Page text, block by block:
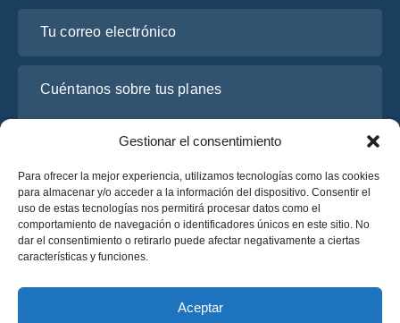
Gestionar el consentimiento
Para ofrecer la mejor experiencia, utilizamos tecnologías como las cookies
para almacenar y/o acceder a la información del dispositivo. Consentir el
uso de estas tecnologías nos permitirá procesar datos como el
comportamiento de navegación o identificadores únicos en este sitio. No
dar el consentimiento o retirarlo puede afectar negativamente a ciertas
características y funciones.
Aceptar
He leído y acepto la
Solicite un presupuesto
Solicite un presupuesto